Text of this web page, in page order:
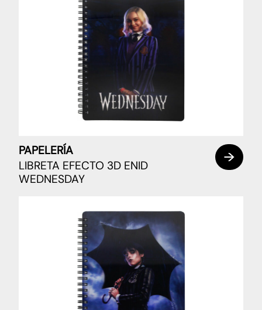
PAPELERÍA
LIBRETA EFECTO 3D ENID
WEDNESDAY